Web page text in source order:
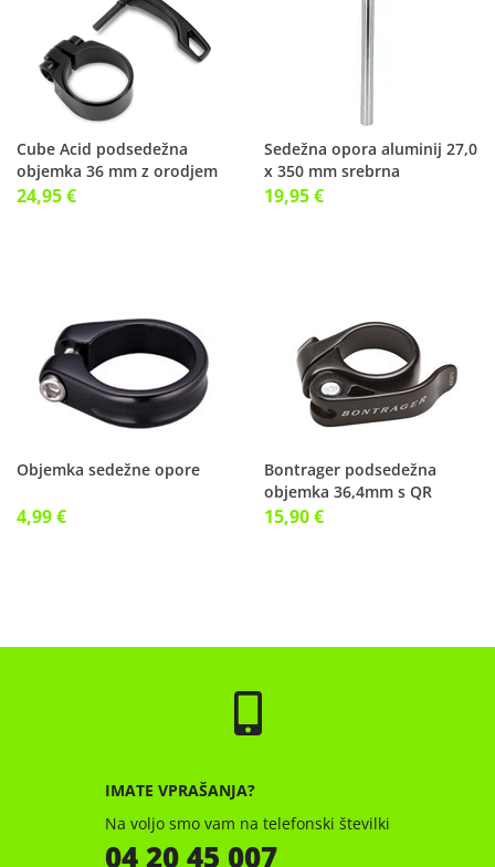
Cube Acid podsedežna
objemka 36 mm z orodjem
24,95 €
Sedežna opora aluminij 27,0
x 350 mm srebrna
19,95 €
Objemka sedežne opore
4,99 €
Bontrager podsedežna
objemka 36,4mm s QR
vpenjalcem
15,90 €
IMATE VPRAŠANJA?
Na voljo smo vam na telefonski številki
04 20 45 007